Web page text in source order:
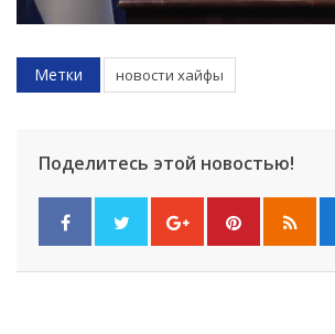
Метки новости хайфы
Поделитесь этой новостью!